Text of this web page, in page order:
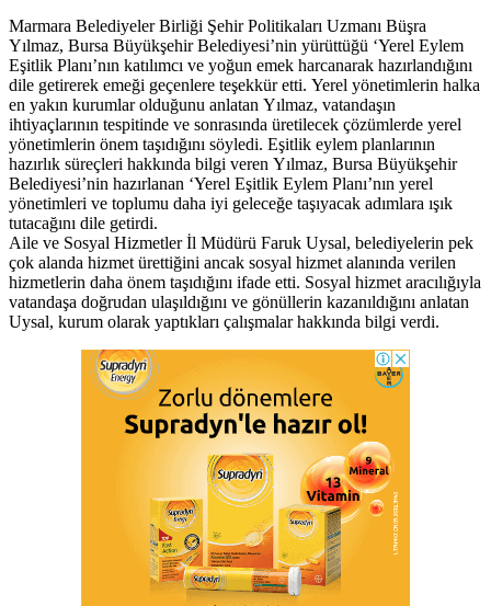
Marmara Belediyeler Birliği Şehir Politikaları Uzmanı Büşra
Yılmaz, Bursa Büyükşehir Belediyesi’nin yürüttüğü ‘Yerel Eylem
Eşitlik Planı’nın katılımcı ve yoğun emek harcanarak hazırlandığını
dile getirerek emeği geçenlere teşekkür etti. Yerel yönetimlerin halka
en yakın kurumlar olduğunu anlatan Yılmaz, vatandaşın
ihtiyaçlarının tespitinde ve sonrasında üretilecek çözümlerde yerel
yönetimlerin önem taşıdığını söyledi. Eşitlik eylem planlarının
hazırlık süreçleri hakkında bilgi veren Yılmaz, Bursa Büyükşehir
Belediyesi’nin hazırlanan ‘Yerel Eşitlik Eylem Planı’nın yerel
yönetimleri ve toplumu daha iyi geleceğe taşıyacak adımlara ışık
tutacağını dile getirdi.
Aile ve Sosyal Hizmetler İl Müdürü Faruk Uysal, belediyelerin pek
çok alanda hizmet ürettiğini ancak sosyal hizmet alanında verilen
hizmetlerin daha önem taşıdığını ifade etti. Sosyal hizmet aracılığıyla
vatandaşa doğrudan ulaşıldığını ve gönüllerin kazanıldığını anlatan
Uysal, kurum olarak yaptıkları çalışmalar hakkında bilgi verdi.